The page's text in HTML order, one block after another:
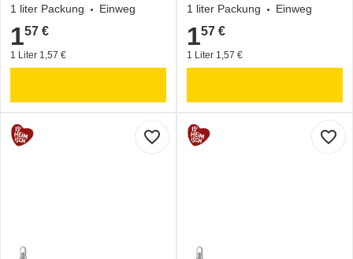
1 liter Packung Einweg
1,57 €
157 €
1 Liter 1,57 €
1 liter Packung Einweg
1,57 €
157 €
1 Liter 1,57 €
favorite_border favorite_border